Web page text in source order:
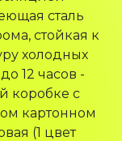
сталь
стойкая к
холодных
12 часов -
коробке с
картонном
(1 цвет